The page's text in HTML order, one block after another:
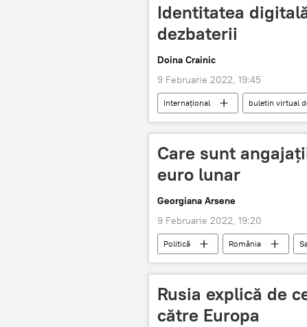
Identitatea
dezbaterii
Doina Crainic
9 Februarie 2022, 19:45
Internaţional buletin virtual
Care sunt
euro lunar
Georgiana Arsene
9 Februarie 2022, 19:20
Politică România
Sistemul bancar
industrie
Rusia explică de
către Europa